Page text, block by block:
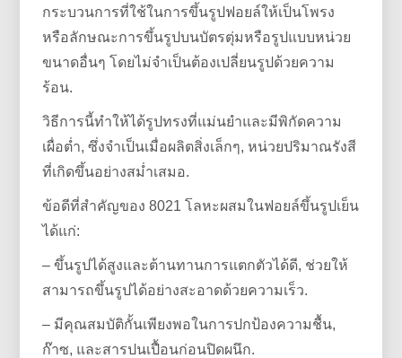
กระบวนการที่ใช้ในการขึ้นรูปฟอยล์ให้เป็นโพรง
หรือลักษณะการขึ้นรูปบนบัตรตุ่มหรือรูปแบบหน่วย
ขนาดอื่นๆ โดยไม่จำเป็นต้องเปลี่ยนรูปด้วยความ
ร้อน.
วิธีการนี้ทำให้ได้รูปทรงที่แม่นยำและมีพิกัดความ
เผื่อต่ำ, ซึ่งจำเป็นเมื่อผลิตสิ่งเล็กๆ, หน่วยปริมาณรังสี
ที่เกิดขึ้นอย่างสม่ำเสมอ.
ข้อดีที่สำคัญของ 8021 โลหะผสมในฟอยล์ขึ้นรูปเย็น
ได้แก่:
– ขึ้นรูปได้สูงและต้านทานการแตกตัวได้ดี, ช่วยให้
สามารถขึ้นรูปได้อย่างสะอาดด้วยความเร็ว.
– มีคุณสมบัติกั้นเพียงพอในการปกป้องความชื้น,
ก๊าซ, และสารปนเปื้อนก่อนปิดผนึก.